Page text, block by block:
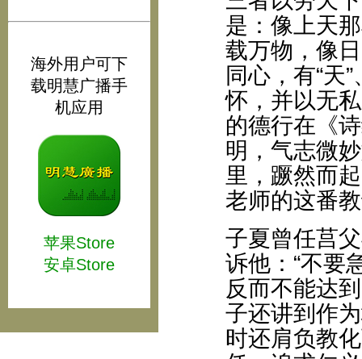
海外用户可下
载明慧广播手
机应用
苹果Store
安卓Store
是：像上天
载万物，像
同心，有“天
怀，并以无
的德行在《
明，气志微
里，蹶然而
老师的这番
子夏曾任莒
诉他：“不要
反而不能达
子还讲到作
时还肩负教